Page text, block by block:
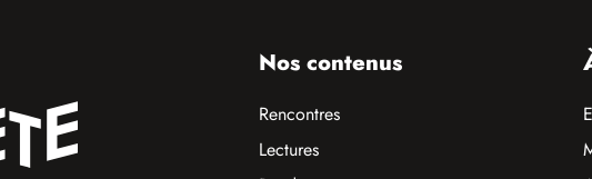
Nos contenus
Rencontres
Lectures